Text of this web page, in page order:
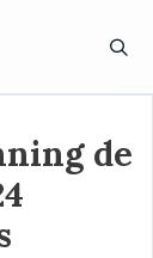
de